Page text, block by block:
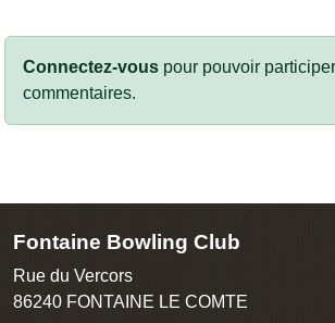
Connectez-vous pour pouvoir
commentaires.
Fontaine Bowling Club
Rue du Vercors
86240 FONTAINE LE COMTE